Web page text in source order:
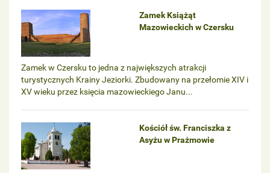
Zamek Książąt
Mazowieckich w Czersku
Zamek w Czersku to jedna z największych atrakcji
turystycznych Krainy Jeziorki. Zbudowany na przełomie XIV i
XV wieku przez księcia mazowieckiego Janu...
Kościół św. Franciszka z
Asyżu w Prażmowie